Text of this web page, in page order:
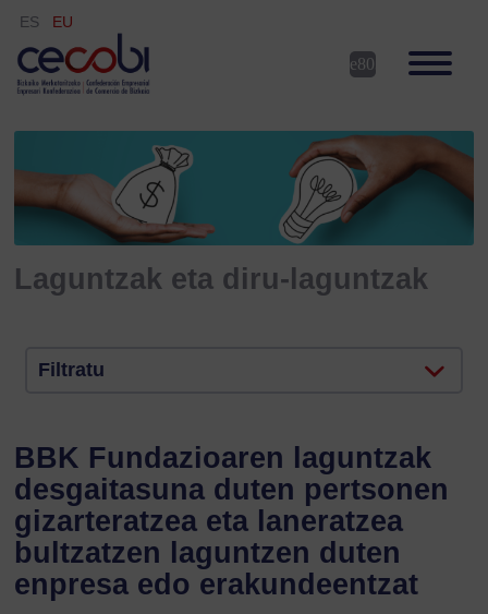
ES EU
Laguntzak eta diru-laguntzak
Filtratu
BBK Fundazioaren laguntzak
desgaitasuna duten pertsonen
gizarteratzea eta laneratzea
bultzatzen laguntzen duten
enpresa edo erakundeentzat